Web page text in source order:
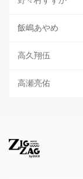
飯嶋あやめ
高久翔伍
高瀬亮佑